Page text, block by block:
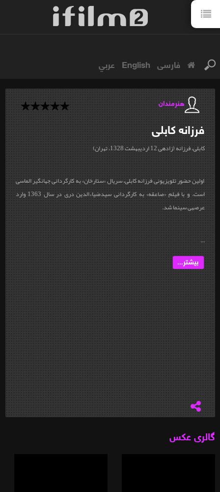
فارسی English عربي
هنرمندان
فرزانهکابلی
کابلی، فرزانه (زاده‎ی 12 اردیبهشت 1328، تهران)
اولین حضور تلویزیونی فرزانه کابلی، سریال «ستارخان» به کارگردانی جهانگیر الماسی
است. و با فیلم «صاعقه» به کارگردانی سیدضیاءالدین دری در سال 1363 وارد
عرصه‎ی سینما شد.
...
بیشتر...
گالری عکس